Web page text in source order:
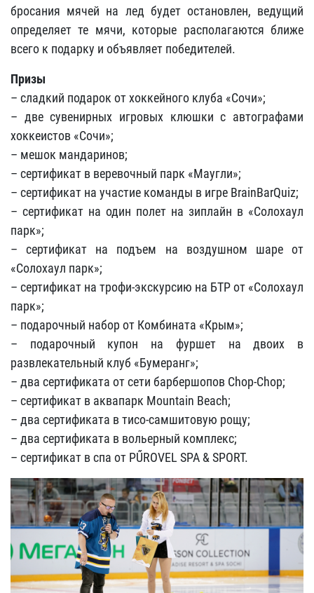
бросания мячей на лед будет остановлен, ведущий
определяет те мячи, которые располагаются ближе
всего к подарку и объявляет победителей.
Призы
– сладкий подарок от хоккейного клуба «Сочи»;
– две сувенирных игровых клюшки с автографами
хоккеистов «Сочи»;
– мешок мандаринов;
– сертификат в веревочный парк «Маугли»;
– сертификат на участие команды в игре BrainBarQuiz;
– сертификат на один полет на зиплайн в «Солохаул
парк»;
– сертификат на подъем на воздушном шаре от
«Солохаул парк»;
– сертификат на трофи-экскурсию на БТР от «Солохаул
парк»;
– подарочный набор от Комбината «Крым»;
– подарочный купон на фуршет на двоих в
развлекательный клуб «Бумеранг»;
– два сертификата от сети барбершопов Chop-Chop;
– сертификат в аквапарк Mountain Beach;
– два сертификата в тисо-самшитовую рощу;
– два сертификата в вольерный комплекс;
– сертификат в спа от PŰROVEL SPA & SPORT.